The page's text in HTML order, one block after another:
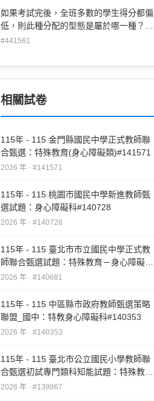
如果考試完後，全班多數的學生得分都偏
低，則此種分配的型態是屬於哪一種？
(A)矩形分配 (B)高狹峰分配(C)正偏態分配
#441561
相關試卷
115年 - 115 金門縣國民中學正式教師聯
合甄選：特殊教育(身心障礙類)#141571
2026 年 · #141571
115年 - 115 桃園市國民中學新進教師甄
選試題：身心障礙科#140728
2026 年 · #140728
115年 - 115 臺北市市立國民中學正式教
師聯合甄選試題：特殊教育－身心障礙科
#140681
2026 年 · #140681
115年 - 115 中區縣市政府教師甄選策略
聯盟_國中：特教身心障礙科#140353
2026 年 · #140353
115年 - 115 臺北市公立國民小學教師聯
合甄選初試專門類科知能試題：特殊教育
(身心障礙類)#139867
2026 年 · #139867